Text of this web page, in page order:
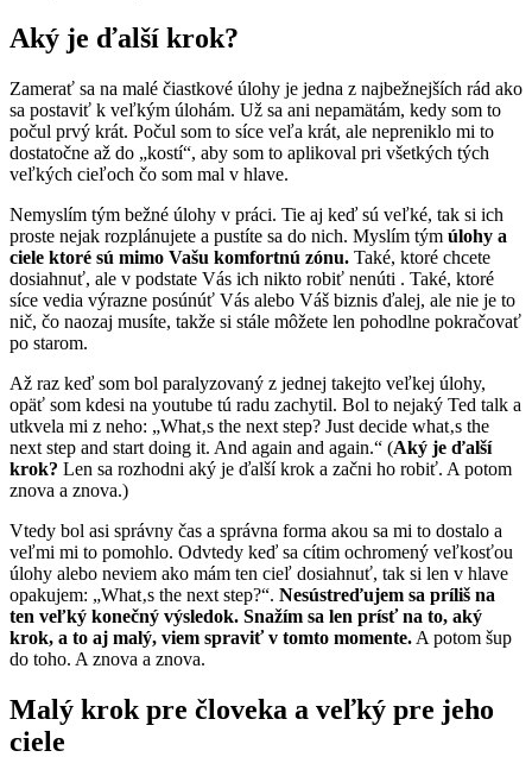
Aký je ďalší krok?
Zamerať sa na malé čiastkové úlohy je jedna z najbežnejších rád ako
sa postaviť k veľkým úlohám. Už sa ani nepamätám, kedy som to
počul prvý krát. Počul som to síce veľa krát, ale nepreniklo mi to
dostatočne až do „kostí“, aby som to aplikoval pri všetkých tých
veľkých cieľoch čo som mal v hlave.
Nemyslím tým bežné úlohy v práci. Tie aj keď sú veľké, tak si ich
proste nejak rozplánujete a pustíte sa do nich. Myslím tým úlohy a
ciele ktoré sú mimo Vašu komfortnú zónu. Také, ktoré chcete
dosiahnuť, ale v podstate Vás ich nikto robiť nenúti . Také, ktoré
síce vedia výrazne posúnúť Vás alebo Váš biznis ďalej, ale nie je to
nič, čo naozaj musíte, takže si stále môžete len pohodlne pokračovať
po starom.
Až raz keď som bol paralyzovaný z jednej takejto veľkej úlohy,
opäť som kdesi na youtube tú radu zachytil. Bol to nejaký Ted talk a
utkvela mi z neho: „What‚s the next step? Just decide what‚s the
next step and start doing it. And again and again.“ (Aký je ďalší
krok? Len sa rozhodni aký je ďalší krok a začni ho robiť. A potom
znova a znova.)
Vtedy bol asi správny čas a správna forma akou sa mi to dostalo a
veľmi mi to pomohlo. Odvtedy keď sa cítim ochromený veľkosťou
úlohy alebo neviem ako mám ten cieľ dosiahnuť, tak si len v hlave
opakujem: „What‚s the next step?“. Nesústreďujem sa príliš na
ten veľký konečný výsledok. Snažím sa len prísť na to, aký
krok, a to aj malý, viem spraviť v tomto momente. A potom šup
do toho. A znova a znova.
Malý krok pre človeka a veľký pre jeho
ciele